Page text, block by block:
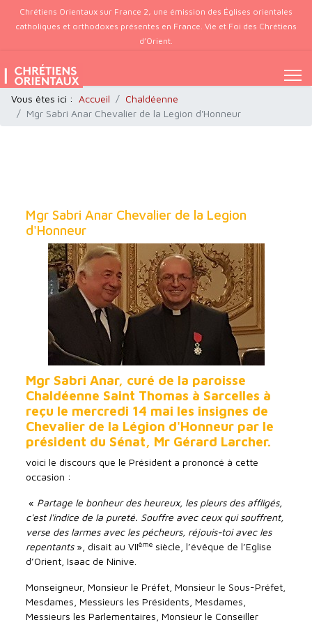
Chrétiens Orientaux sur France 2, une émission des Églises orientales
catholiques et orthodoxes présentes en France. Vie et Foi des Chrétiens
d’Orient.
Vous êtes ici : Accueil
Chaldéenne
Mgr Sabri Anar Chevalier de la Legion d'Honneur
Mgr Sabri Anar Chevalier de la Legion
d'Honneur
Mgr Sabri Anar, curé de la paroisse
Chaldéenne Saint Thomas à Sarcelles à
reçu le mercredi 14 mai les insignes de
Chevalier de la Légion d'Honneur par le
président du Sénat, Mr Gérard Larcher.
voici le discours que le Président a prononcé à cette
occasion :
« Partage le bonheur des heureux, les pleurs des affligés,
c'est l'indice de la pureté. Souffre avec ceux qui souffrent,
verse des larmes avec les pécheurs, réjouis-toi avec les
repentants», disait au VIIème siècle, l’évêque de l’Eglise
d’Orient, Isaac de Ninive.
Monseigneur, Monsieur le Préfet, Monsieur le Sous-Préfet,
Mesdames, Messieurs les Présidents, Mesdames,
Messieurs les Parlementaires, Monsieur le Conseiller